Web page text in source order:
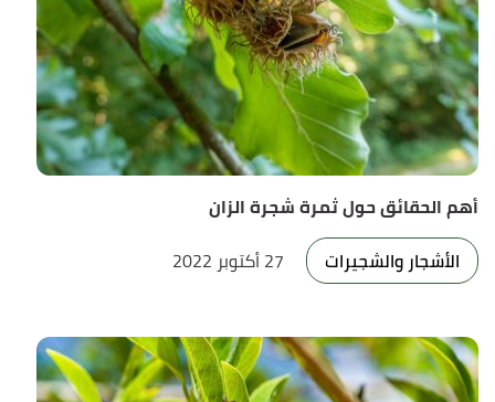
أهم الحقائق حول ثمرة شجرة الزان
الأشجار والشجيرات
27 أكتوبر 2022